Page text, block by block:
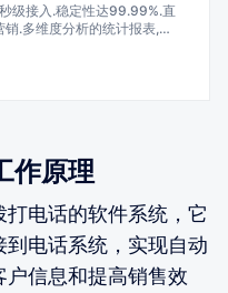
级接入.稳定性达99.99%.直
.多维度分析的统计报表,有
作原理
电话的软件系统，它
电话系统，实现自动
信息和提高销售效